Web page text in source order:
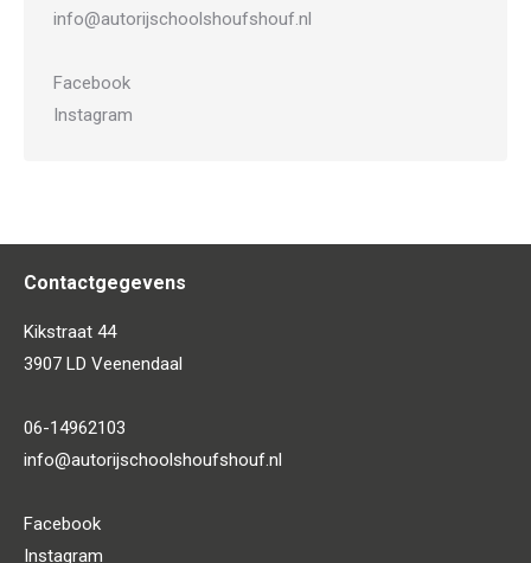
info@autorijschoolshoufshouf.nl
Facebook
Instagram
Contactgegevens
Kikstraat 44
3907 LD Veenendaal
06-14962103
info@autorijschoolshoufshouf.nl
Facebook
Instagram